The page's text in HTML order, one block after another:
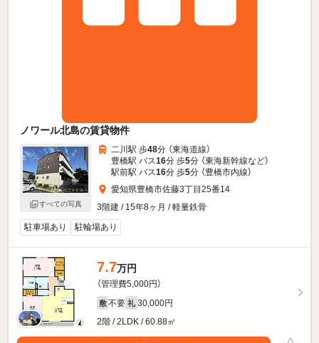
ノワール北島の賃貸物件
すべての写真
二川駅 歩48分 （東海道線）
豊橋駅 バス16分 歩5分 （東海新幹線など）
駅前駅 バス16分 歩5分 （豊橋市内線）
愛知県豊橋市佐藤3丁目25番14
3階建 / 15年8ヶ月 / 軽量鉄骨
駐車場あり
駐輪場あり
7.7万円
（管理費5,000円）
敷 不要 礼 30,000円
2階 / 2LDK / 60.88㎡